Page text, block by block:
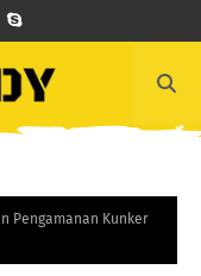
Pengamanan Kunker